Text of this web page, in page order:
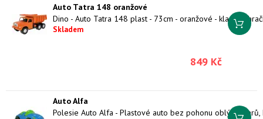
Auto Tatra 148 oranžové
Skladem
849 Kč
Auto Alfa